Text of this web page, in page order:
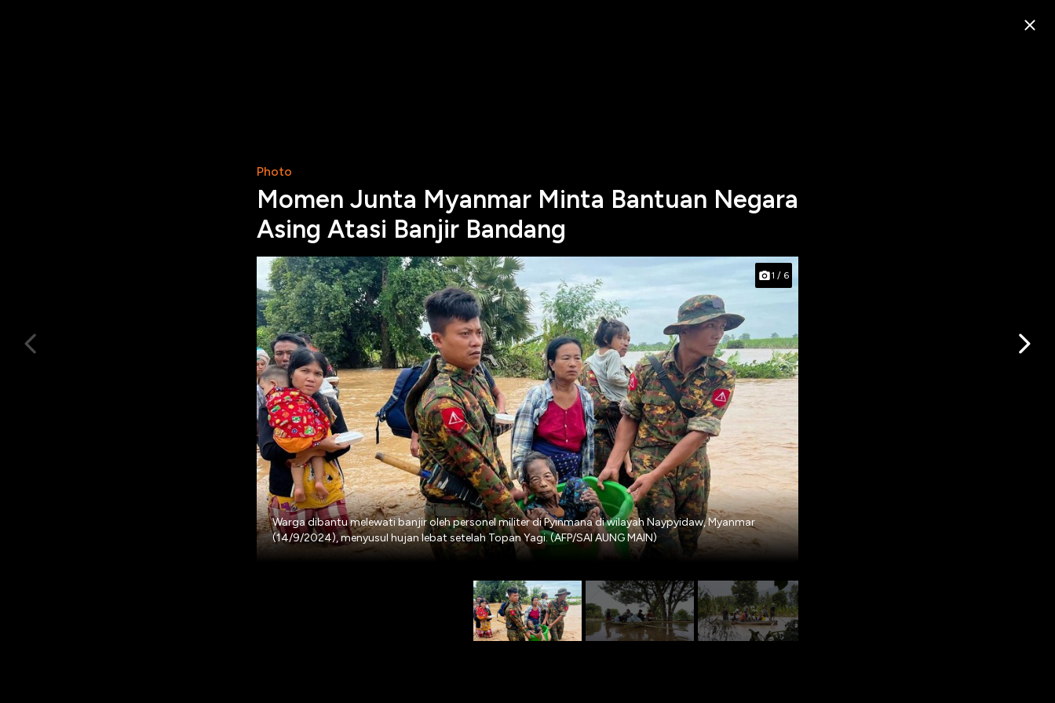
Photo
Momen Junta Myanmar Minta Bantuan Negara
Asing Atasi Banjir Bandang
Warga dibantu melewati banjir oleh personel militer di Pyinmana di wilayah Naypyidaw, Myanmar
(14/9/2024), menyusul hujan lebat setelah Topan Yagi. (AFP/SAI AUNG MAIN)
1 / 6